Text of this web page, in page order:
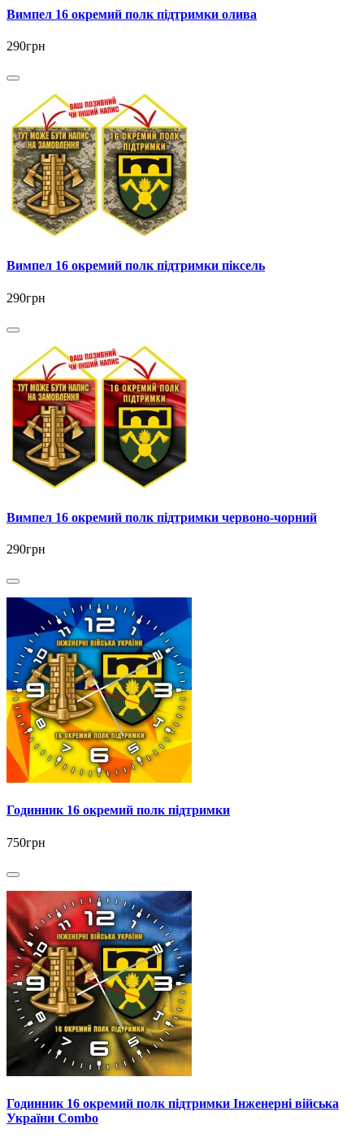
Вимпел 16 окремий полк підтримки олива
290грн
Вимпел 16 окремий полк підтримки піксель
290грн
Вимпел 16 окремий полк підтримки червоно-чорний
290грн
Годинник 16 окремий полк підтримки
750грн
Годинник 16 окремий полк підтримки Інженерні війська
України Combo